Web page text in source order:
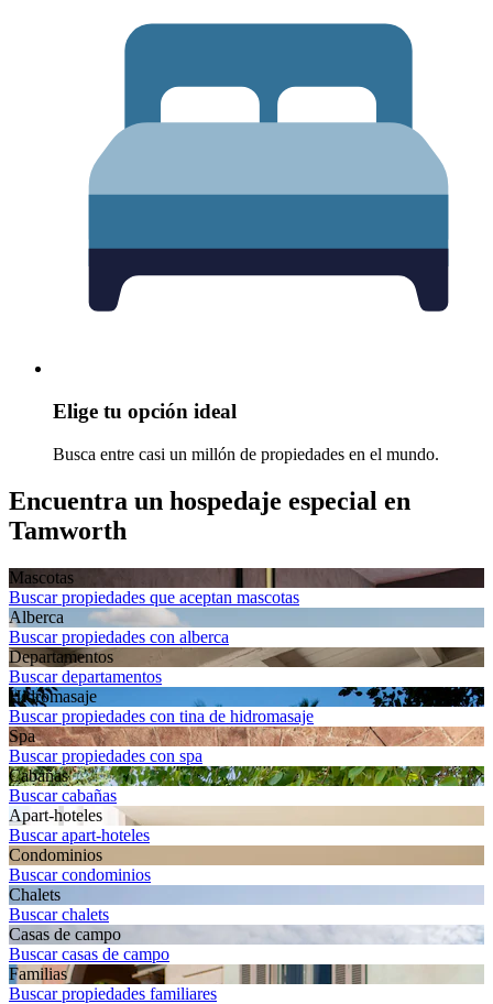
Elige tu opción ideal
Busca entre casi un millón de propiedades en el mundo.
Encuentra un hospedaje especial en
Tamworth
Mascotas
Buscar propiedades que aceptan mascotas
Alberca
Buscar propiedades con alberca
Departa­mentos
Buscar departamentos
Hidromasaje
Buscar propiedades con tina de hidromasaje
Spa
Buscar propiedades con spa
Cabañas
Buscar cabañas
Apart-hoteles
Buscar apart-hoteles
Condominios
Buscar condominios
Chalets
Buscar chalets
Casas de campo
Buscar casas de campo
Familias
Buscar propiedades familiares